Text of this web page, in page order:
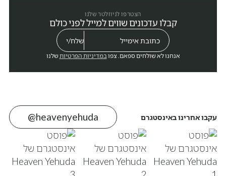
הצטרפו לניוזלטר שלנו
קבלו עדכונים שווים למייל לפני כולם
אנחנו לא שולחים ספאם. צפובמדיניות הפרטיות שלנו
עקבו אחרינו באינסטגרם @heavenyehuda